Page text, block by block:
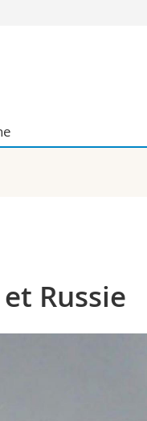
Collaborateurs
Russie